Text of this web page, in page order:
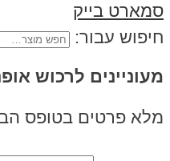
סמארט בייק
חיפוש עבור:
מעוניינים לרכוש
מלא פרטים בטופס